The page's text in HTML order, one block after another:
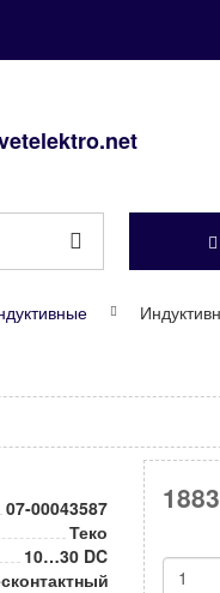
07-00043587
Теко
10…30 DC